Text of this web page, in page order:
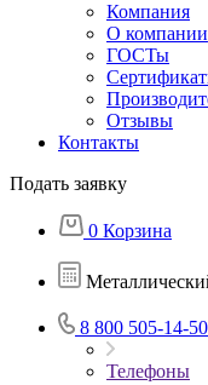
Компания
О компании
ГОСТы
Отзывы
Контакты
Подать заявку
0 Корзина
8 800 505-14-50
Телефоны